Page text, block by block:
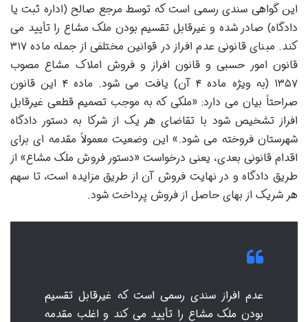
این گواهی سندی رسمی است که توسط مرجع صالح (اداره ثبت یا
دادگاه) صادر شده و غیرقابل تقسیم بودن ملک مشاع را تأیید می
کند. مبنای قانونی عدم افراز در قوانین مختلفی از جمله ماده ۳۱۷
قانون امور حسبی و قانون افراز و فروش املاک مشاع مصوب
۱۳۵۷ (به ویژه ماده ۴ آن) یافت می شود. ماده ۴ این قانون
صراحتاً بیان می دارد: «ملکی که به موجب تصمیم قطعی غیرقابل
افراز تشخیص شود با تقاضای هر یک از شرکا به دستور دادگاه
شهرستان فروخته می شود.» این وضعیت معمولاً مقدمه ای برای
اقدام قانونی بعدی، یعنی درخواست «دستور فروش ملک مشاع» از
طریق دادگاه و در نهایت فروش آن از طریق مزایده است، تا سهم
هر شریک از بهای حاصل از فروش پرداخت شود.
عدم افراز سندی رسمی است که غیرقابل تقسیم
بودن ملک مشاع را تأیید می کند و اغلب مقدمه